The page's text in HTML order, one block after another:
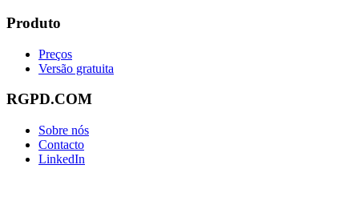
Produto
Preços
Versão gratuita
RGPD.COM
Sobre nós
Contacto
LinkedIn